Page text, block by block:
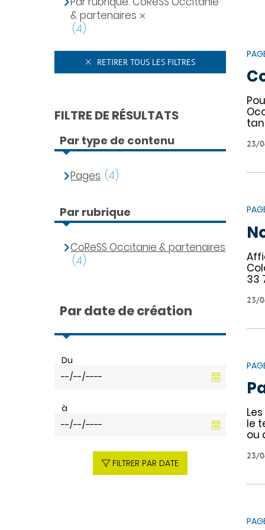
23/
33
23/
le
ou
23/
& partenaires
(4)
RETIRER TOUS LES FILTRES
FILTRE DE RÉSULTATS
Par type de contenu
Pages (4)
Par rubrique
CoReSS Occitanie & partenaires
(4)
Par date de création
Du
à
FILTRER PAR DATE